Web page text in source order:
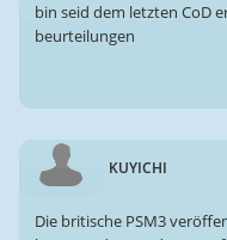
bin seid dem letzten CoD
beurteilungen
KUYICHI
Die britische PSM3